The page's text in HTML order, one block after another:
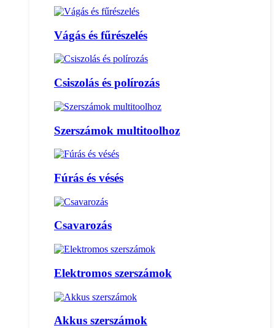
Vágás és fűrészelés
Csiszolás és polírozás
Szerszámok multitoolhoz
Fúrás és vésés
Csavarozás
Elektromos szerszámok
Akkus szerszámok